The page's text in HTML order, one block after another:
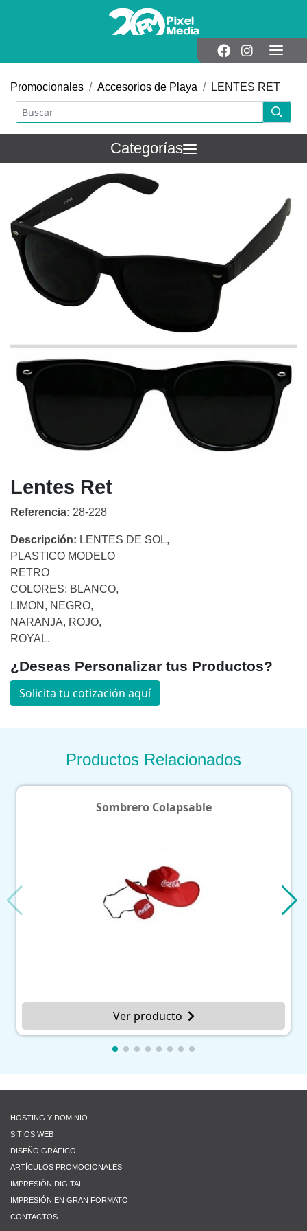
Promocionales Accesorios de Playa LENTES RET
Categorías
Lentes Ret
Referencia: 28-228
Descripción: LENTES DE SOL,
PLASTICO MODELO
RETRO
COLORES: BLANCO,
LIMON, NEGRO,
NARANJA, ROJO,
ROYAL.
¿Deseas Personalizar tus Productos?
Solicita tu cotización aquí
Productos Relacionados
Sombrero Colapsable
Ver producto
HOSTING Y DOMINIO
SITIOS WEB
DISEÑO GRÁFICO
ARTÍCULOS PROMOCIONALES
IMPRESIÓN DIGITAL
IMPRESIÓN EN GRAN FORMATO
CONTACTOS